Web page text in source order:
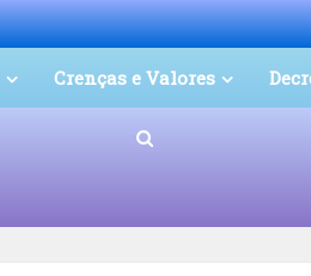
Crenças e Valores